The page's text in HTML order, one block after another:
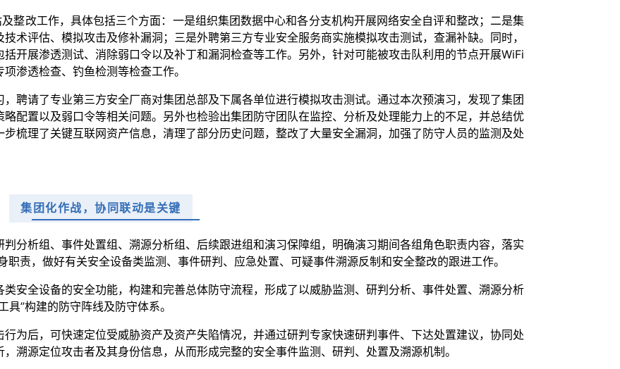
整改工作，具体包括三个方面：一是组织集团数据中心和各分支机构开展网络安全自评和整改；二是集
术评估、模拟攻击及修补漏洞；三是外聘第三方专业安全服务商实施模拟攻击测试，查漏补缺。同时，
开展渗透测试、消除弱口令以及补丁和漏洞检查等工作。另外，针对可能被攻击队利用的节点开展WiFi
渗透检查、钓鱼检测等检查工作。
聘请了专业第三方安全厂商对集团总部及下属各单位进行模拟攻击测试。通过本次预演习，发现了集团
配置以及弱口令等相关问题。另外也检验出集团防守团队在监控、分析及处理能力上的不足，并总结优
梳理了关键互联网资产信息，清理了部分历史问题，整改了大量安全漏洞，加强了防守人员的监测及处
集团化作战，协同联动是关键
分析组、事件处置组、溯源分析组、后续跟进组和演习保障组，明确演习期间各组角色职责内容，落实
责，做好有关安全设备类监测、事件研判、应急处置、可疑事件溯源反制和安全整改的跟进工作。
安全设备的安全功能，构建和完善总体防守流程，形成了以威胁监测、研判分析、事件处置、溯源分析
”构建的防守阵线及防守体系。
为后，可快速定位受威胁资产及资产失陷情况，并通过研判专家快速研判事件、下达处置建议，协同处
溯源定位攻击者及其身份信息，从而形成完整的安全事件监测、研判、处置及溯源机制。